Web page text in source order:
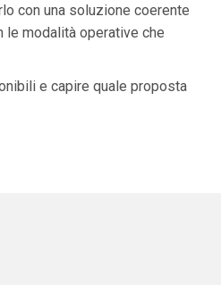
con una soluzione coerente
le modalità operative che
e capire quale proposta